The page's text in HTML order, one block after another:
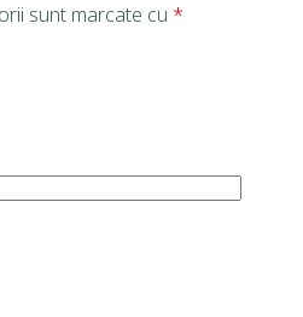
sunt marcate cu *